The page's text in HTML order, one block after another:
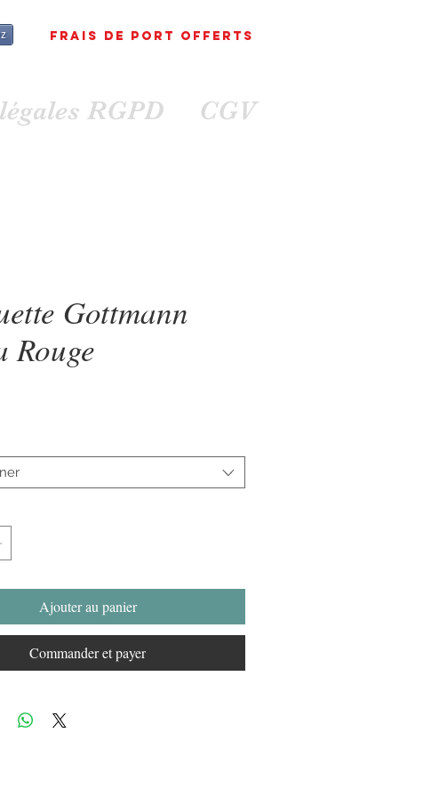
FRAIS DE PORT OFFErts
RGPD CGV
Gottmann
Rouge
Ajouter au panier
Commander et payer